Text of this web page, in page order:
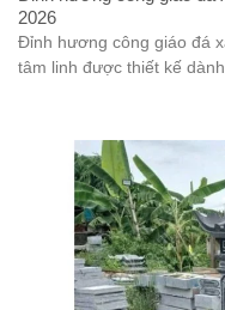
2026
Đỉnh hương công giáo đá
tâm linh được thiết kế